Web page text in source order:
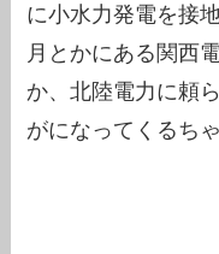
に小水力発電を接
月とかにある関西
か、北陸電力に頼
がになってくるちゃ